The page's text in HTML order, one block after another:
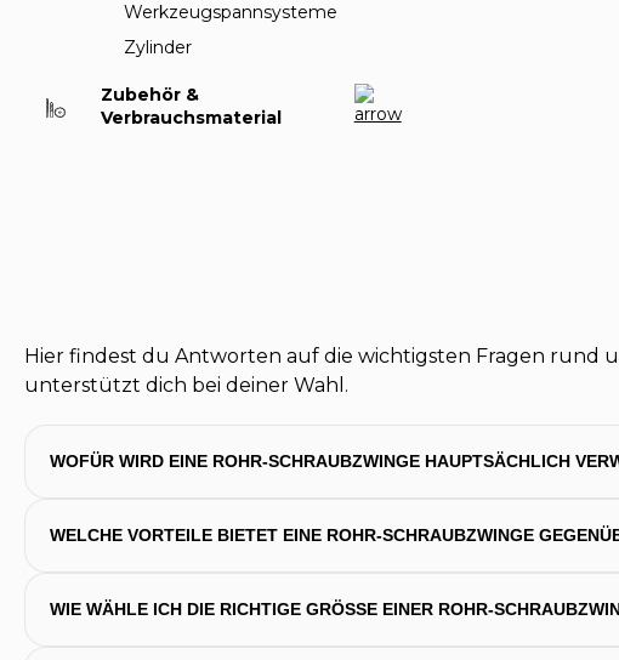
Werkzeugspannsysteme
Zylinder
Zubehör &
Verbrauchsmaterial
Hier findest du Antworten auf die wichtigsten Fragen rund
unterstützt dich bei deiner Wahl.
WOFÜR WIRD EINE ROHR-SCHRAUBZWINGE HAUPTSÄCHLICH
WELCHE VORTEILE BIETET EINE ROHR-SCHRAUBZWINGE
WIE WÄHLE ICH DIE RICHTIGE GRÖSSE EINER ROHR-